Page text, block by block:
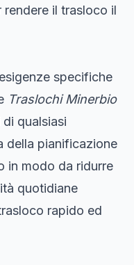
il trasloco il
specifiche
Traslochi Minerbio
qualsiasi
della pianificazione
in modo da ridurre
quotidiane
rapido ed